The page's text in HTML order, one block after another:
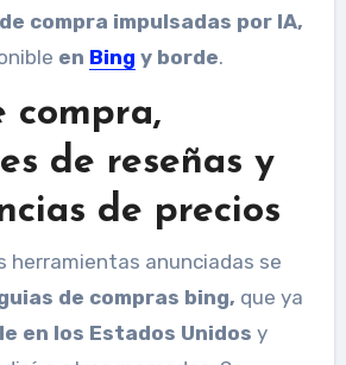
compra impulsadas por IA,
en Bing y borde.
compra,
de reseñas y
de precios
herramientas anunciadas se
de compras bing, que ya
en los Estados Unidos y